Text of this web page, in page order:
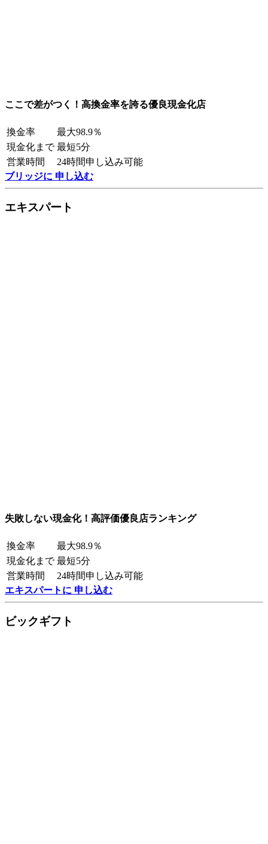
ここで差がつく！高換金率を誇る優良現金化店
換金率
最大98.9％
現金化まで 最短5分
営業時間
24時間申し込み可能
ブリッジに 申し込む
エキスパート
失敗しない現金化！高評価優良店ランキング
換金率
最大98.9％
現金化まで 最短5分
営業時間
24時間申し込み可能
エキスパートに 申し込む
ビックギフト